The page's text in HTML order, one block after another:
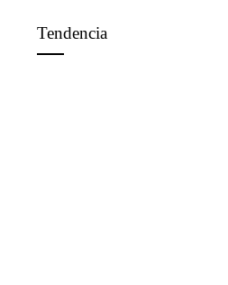
Tendencia